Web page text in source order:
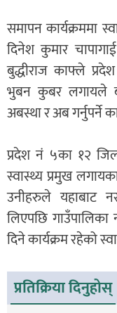
समापन कार्यक्रममा
दिनेश कुमार चापागाई
बुद्धीराज काफ्ले
भुबन कुबर लगायले
अबस्था र अब गर्नुपर्ने
प्रदेश नं ५का १२
स्वास्थ्य प्रमुख
उनीहरुले यहाबाट
लिएपछि
दिने कार्यक्रम रहेको
प्रतिक्रिया दिनुहोस्